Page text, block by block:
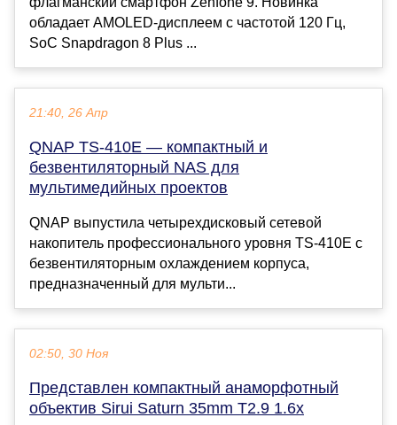
обладает AMOLED-дисплеем с частотой 120 Гц,
SoC Snapdragon 8 Plus ...
21:40, 26 Апр
QNAP TS-410E — компактный и
безвентиляторный NAS для
мультимедийных проектов
QNAP выпустила четырехдисковый сетевой
накопитель профессионального уровня TS-410E с
безвентиляторным охлаждением корпуса,
предназначенный для мульти...
02:50, 30 Ноя
Представлен компактный анаморфотный
объектив Sirui Saturn 35mm T2.9 1.6x